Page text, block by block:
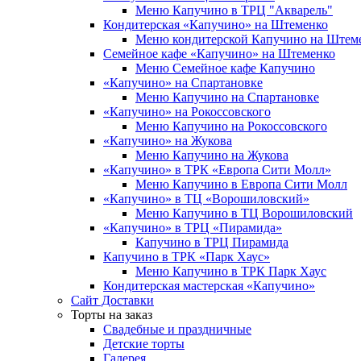
Меню Капучино в ТРЦ "Акварель"
Кондитерская «Капучино» на Штеменко
Меню кондитерской Капучино на
Семейное кафе «Капучино» на Штеменко
Меню Семейное кафе Капучино
«Капучино» на Спартановке
Меню Капучино на Спартановке
«Капучино» на Рокоссовского
Меню Капучино на Рокоссовского
«Капучино» на Жукова
Меню Капучино на Жукова
«Капучино» в ТРК «Европа Cити Молл»
Меню Капучино в Европа Сити Молл
«Капучино» в ТЦ «Ворошиловский»
Меню Капучино в ТЦ Ворошиловский
«Капучино» в ТРЦ «Пирамида»
Капучино в ТРЦ Пирамида
Капучино в ТРК «Парк Хаус»
Меню Капучино в ТРК Парк Хаус
Кондитерская мастерская «Капучино»
Сайт Доставки
Торты на заказ
Свадебные и праздничные
Детские торты
Галерея